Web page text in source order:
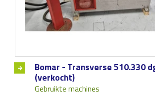
Bomar - Transverse 510.330
(verkocht)
Gebruikte machines